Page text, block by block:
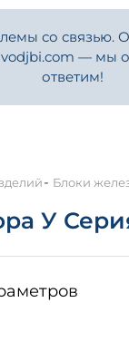
со связью.
— мы
ответим!
- Блоки
У